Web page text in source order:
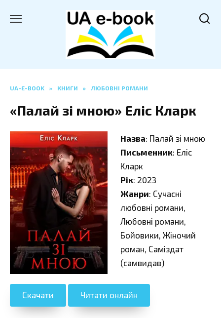
UA-E-BOOK » КНИГИ » ЛЮБОВНІ РОМАНИ
«Палай зі мною» Еліс Кларк
Назва: Палай зі мною
Письменник: Еліс
Кларк
Рік: 2023
Жанри: Сучасні
любовні романи,
Любовні романи,
Бойовики, Жіночий
роман, Саміздат
(самвидав)
Скачати Читати онлайн